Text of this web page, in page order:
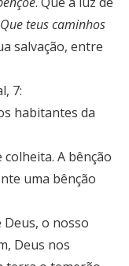
Que teus caminhos
salvação, entre
7:
habitantes da
A bênção
uma bênção
o nosso
Deus nos